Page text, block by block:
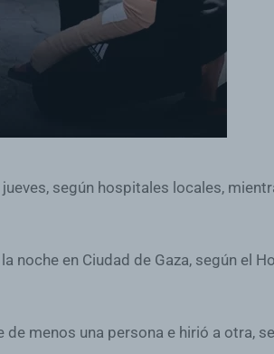
según hospitales locales,
en Ciudad de Gaza, según el
menos una persona e hirió a otra,